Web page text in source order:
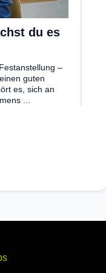
du es
–
guten
es, sich an
...